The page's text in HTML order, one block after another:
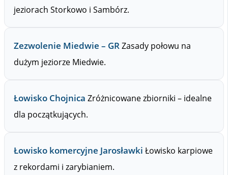
jeziorach Storkowo i Sambórz.
Zezwolenie Miedwie – GRZasady połowu na
dużym jeziorze Miedwie.
Łowisko Chojnica Zróżnicowane zbiorniki – idealne
dla początkujących.
Łowisko komercyjne Jarosławki Łowisko karpiowe
z rekordami i zarybianiem.